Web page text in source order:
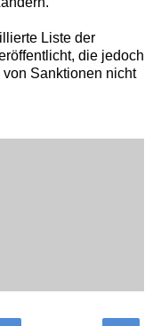
Liste der
die jedoch
Sanktionen nicht